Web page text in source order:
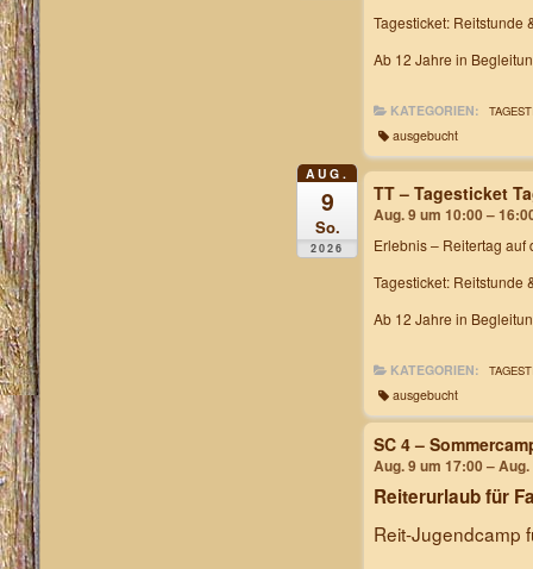
Tagesticket: Reitstunde
Ab 12 Jahre in
KATEGORIEN:
ausgebucht
AUG.
9
So.
2026
TT – Tagesticket
Aug. 9 um 10:00 –
Erlebnis – Reitertag auf
Tagesticket: Reitstunde
Ab 12 Jahre in
KATEGORIEN:
ausgebucht
SC 4 –
Aug. 9 um 17:00 –
Reiterurlaub für
Reit-Jugendcamp